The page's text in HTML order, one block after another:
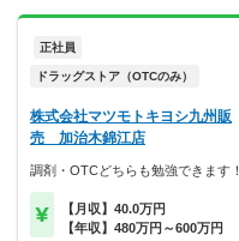
正社員
ドラッグストア（OTCのみ）
株式会社マツモトキヨシ九州販
売 加治木錦江店
調剤・OTCどちらも勉強できます！
【月収】40.0万円
【年収】480万円～600万円